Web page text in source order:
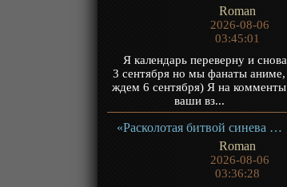
Roman
2026-08-06
03:45:01
Я календарь переверну и снова
3 сентября но мы фанаты аниме,
ждем 6 сентября) Я на комменты
ваши вз...
«Расколотая битвой синева небес 5» ТВ-5
Roman
2026-08-06
03:36:28